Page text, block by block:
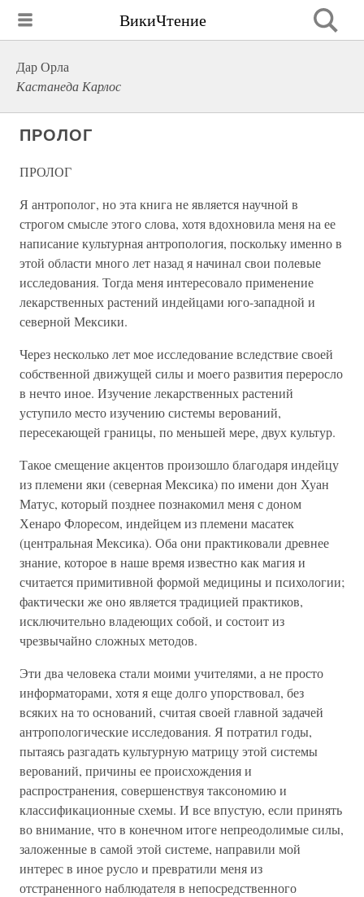
ВикиЧтение
Дар Орла
Кастанеда Карлос
ПРОЛОГ
ПРОЛОГ
Я антрополог, но эта книга не является научной в
строгом смысле этого слова, хотя вдохновила меня на ее
написание культурная антропология, поскольку именно в
этой области много лет назад я начинал свои полевые
исследования. Тогда меня интересовало применение
лекарственных растений индейцами юго-западной и
северной Мексики.
Через несколько лет мое исследование вследствие своей
собственной движущей силы и моего развития переросло
в нечто иное. Изучение лекарственных растений
уступило место изучению системы верований,
пересекающей границы, по меньшей мере, двух культур.
Такое смещение акцентов произошло благодаря индейцу
из племени яки (северная Мексика) по имени дон Хуан
Матус, который позднее познакомил меня с доном
Хенаро Флоресом, индейцем из племени масатек
(центральная Мексика). Оба они практиковали древнее
знание, которое в наше время известно как магия и
считается примитивной формой медицины и психологии;
фактически же оно является традицией практиков,
исключительно владеющих собой, и состоит из
чрезвычайно сложных методов.
Эти два человека стали моими учителями, а не просто
информаторами, хотя я еще долго упорствовал, без
всяких на то оснований, считая своей главной задачей
антропологические исследования. Я потратил годы,
пытаясь разгадать культурную матрицу этой системы
верований, причины ее происхождения и
распространения, совершенствуя таксономию и
классификационные схемы. И все впустую, если принять
во внимание, что в конечном итоге непреодолимые силы,
заложенные в самой этой системе, направили мой
интерес в иное русло и превратили меня из
отстраненного наблюдателя в непосредственного